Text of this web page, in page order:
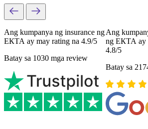
Ang kumpanya ng insurance ng
ЕКТА ay may rating na 4.9/5
Batay sa 1030 mga review
Ang
ng ЕКТА ay
4.8/5
Batay sa